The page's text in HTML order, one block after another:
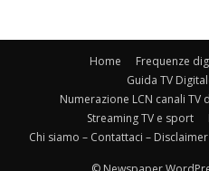
Home
Frequenze
Guida TV
Numerazione LCN canali
Streaming TV e sport
Chi siamo – Contattaci – Disclaimer